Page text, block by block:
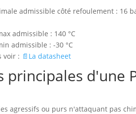
admissible côté refoulement : 16
admissible : 140 °C
admissible : -30 °C
voir : 📄La datasheet
d'une
agressifs ou purs n'attaquant pas